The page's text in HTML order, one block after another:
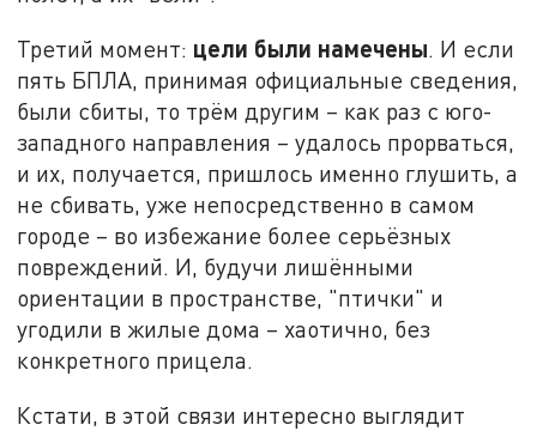
Третий момент: цели были намечены. И если
пять БПЛА, принимая официальные сведения,
были сбиты, то трём другим – как раз с юго-
западного направления – удалось прорваться,
и их, получается, пришлось именно глушить, а
не сбивать, уже непосредственно в самом
городе – во избежание более серьёзных
повреждений. И, будучи лишёнными
ориентации в пространстве, "птички" и
угодили в жилые дома – хаотично, без
конкретного прицела.
Кстати, в этой связи интересно выглядит